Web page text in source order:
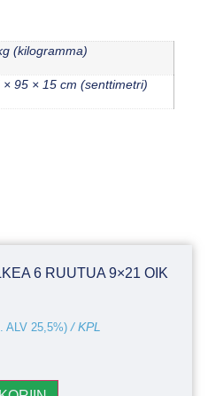
(kilogramma)
× 95 × 15 cm (senttimetri)
6 RUUTUA 9×21 OIK
ALV 25,5%) / KPL